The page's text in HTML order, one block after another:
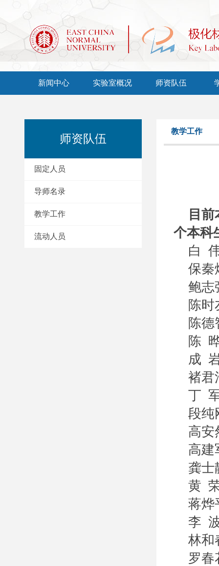
新闻中心 实验室概况 师资队伍
师资队伍
固定人员
导师名录
教学工作
流动人员
教学工作
目
个本科
白
保秦
鲍志
陈时
陈德
陈
成
褚君
丁
段纯
高安
高建
龚士
黄
蒋烨
李
林和
罗春